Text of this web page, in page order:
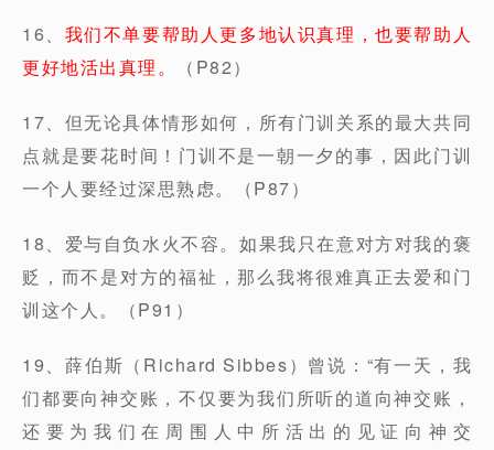
16、 我们不单要帮助人更多地认识真理，也要帮助人
更好地活出真理。
（P82）
17、但无论具体情形如何，所有门训关系的最大共同
点就是要花时间！门训不是一朝一夕的事，因此门训
一个人要经过深思熟虑。（P87）
18、爱与自负水火不容。如果我只在意对方对我的褒
贬，而不是对方的福祉，那么我将很难真正去爱和门
训这个人。（P91）
19、薛伯斯（Richard Sibbes）曾说：“有一天，我
们都要向神交账，不仅要为我们所听的道向神交账，
还要为我们在周围人中所活出的见证向神交